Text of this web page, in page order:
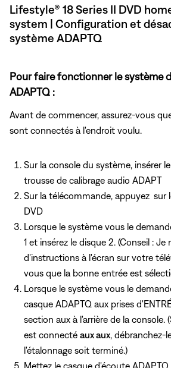
Lifestyle® 18 Series II DVD
system | Configuration et
système ADAPTQ
Pour faire fonctionner le système
ADAPTQ :
Avant de commencer, assurez-vous
sont connectés à l'endroit voulu.
Sur la console du système, insérer
trousse de calibrage audio ADAPT
Sur la télécommande, appuyez sur
DVD
Lorsque le système vous le
1 et insérez le disque 2. (Conseil : Je
d'instructions à l'écran sur votre
vous que la bonne entrée est
Lorsque le système vous le
casque ADAPTQ aux prises
section aux à l'arrière de la console.
est connecté aux aux , débranchez-
l'étalonnage soit terminé.)
Mettez le casque d'écoute